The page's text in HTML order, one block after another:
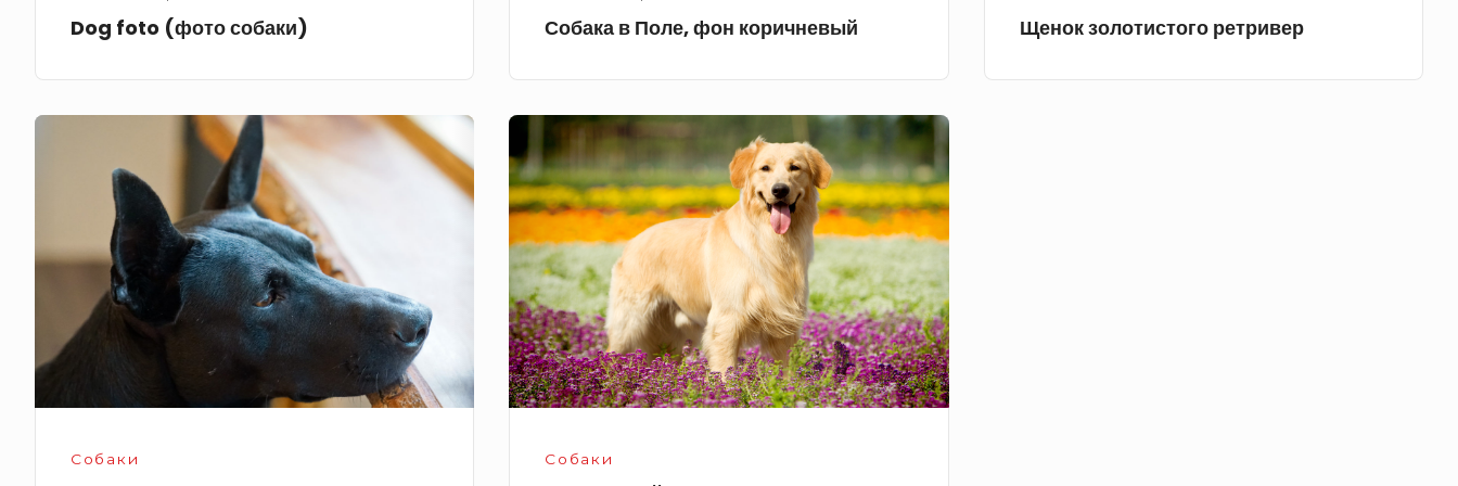
Dog foto (фото собаки) Собака в Поле, фон коричневый Щенок золотистого ретривер
Собаки
Золотистый
ретривер
Собаки